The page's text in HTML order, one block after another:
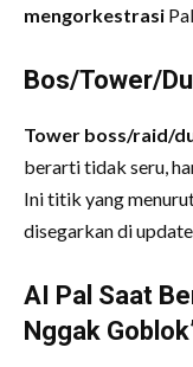
mengorkestrasi
Bos/Tower/
Tower boss/raid/
berarti tidak seru,
Ini titik yang
disegarkan di
AI Pal Saat
Nggak